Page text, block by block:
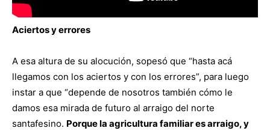
Aciertos y errores
A esa altura de su alocución, sopesó que “hasta acá
llegamos con los aciertos y con los errores”, para luego
instar a que “depende de nosotros también cómo le
damos esa mirada de futuro al arraigo del norte
santafesino. Porque la agricultura familiar es arraigo, y